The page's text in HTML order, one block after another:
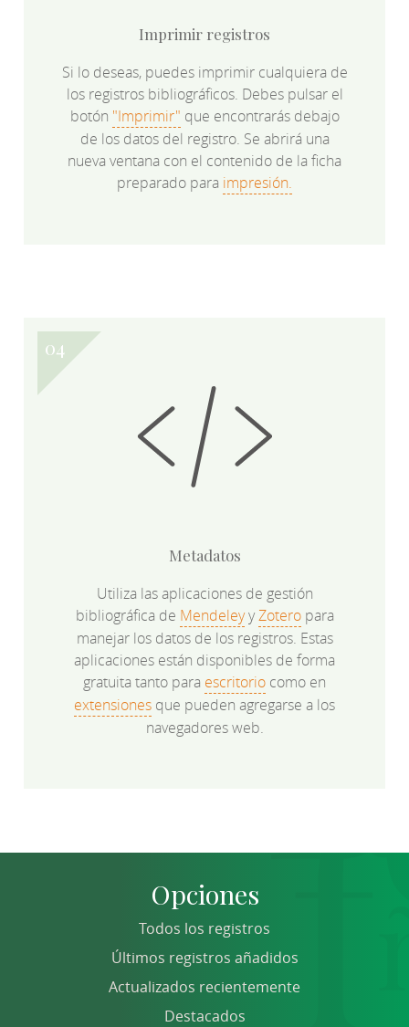
Imprimir registros
Si lo deseas, puedes imprimir cualquiera de
los registros bibliográficos. Debes pulsar el
botón "Imprimir" que encontrarás debajo
de los datos del registro. Se abrirá una
nueva ventana con el contenido de la ficha
preparado para impresión.
Metadatos
Utiliza las aplicaciones de gestión
bibliográfica de MendeleyyZoteropara
manejar los datos de los registros. Estas
aplicaciones están disponibles de forma
gratuita tanto para escritorio como en
extensiones que pueden agregarse a los
navegadores web.
Opciones
Todos los registros
Últimos registros añadidos
Actualizados recientemente
Destacados